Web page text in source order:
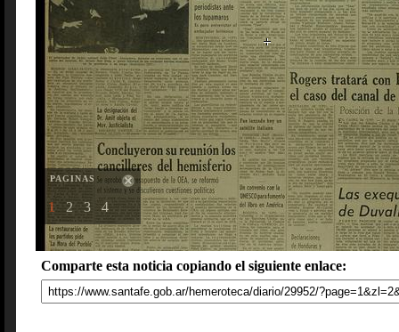
PAGINAS
1 2 3 4
Comparte esta noticia copiando el siguiente enlace: